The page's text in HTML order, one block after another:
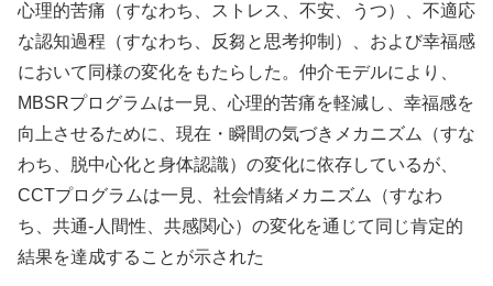
心理的苦痛（すなわち、ストレス、不安、うつ）、不適応
な認知過程（すなわち、反芻と思考抑制）、および幸福感
において同様の変化をもたらした。仲介モデルにより、
MBSRプログラムは一見、心理的苦痛を軽減し、幸福感を
向上させるために、現在・瞬間の気づきメカニズム（すな
わち、脱中心化と身体認識）の変化に依存しているが、
CCTプログラムは一見、社会情緒メカニズム（すなわ
ち、共通-人間性、共感関心）の変化を通じて同じ肯定的
結果を達成することが示された